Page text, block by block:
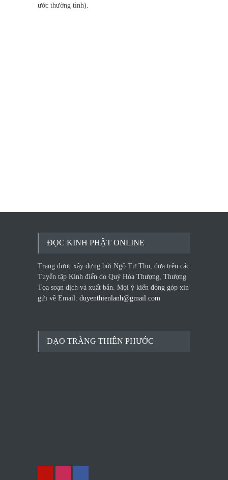
ước thường tình).
ĐỌC KINH PHẬT ONLINE
Trang được xây dựng bởi Ngộ Tự Thọ, dựa trên các
Tuyển tập Kinh điển do Quý Hòa Thượng, Thượng
Tọa soạn dịch và xuất bản. Mọi ý kiến đóng góp xin
gửi về Email: duyenthienlanh@gmail.com
ĐẠO TRÀNG THIÊN PHƯỚC